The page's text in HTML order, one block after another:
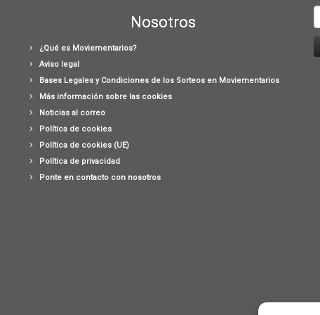
Nosotros
¿Qué es Moviementarios?
Aviso legal
Bases Legales y Condiciones de los Sorteos en Moviementarios
Más información sobre las cookies
Noticias al correo
Política de cookies
Política de cookies (UE)
Política de privacidad
Ponte en contacto con nosotros